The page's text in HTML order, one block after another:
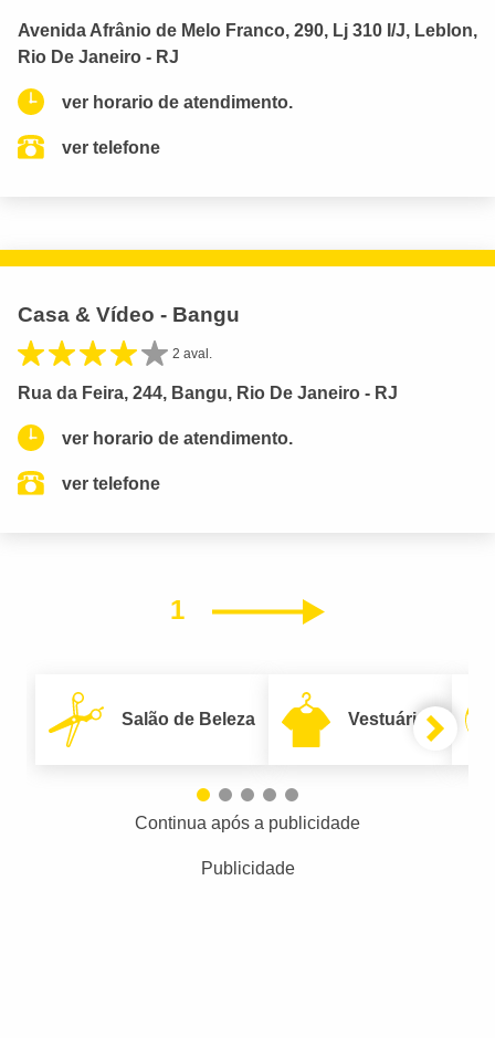
Avenida Afrânio de Melo Franco, 290, Lj 310 I/J, Leblon,
Rio De Janeiro - RJ
ver horario de atendimento.
ver telefone
Casa & Vídeo - Bangu
2 aval.
Rua da Feira, 244, Bangu, Rio De Janeiro - RJ
ver horario de atendimento.
ver telefone
1 Próximo
Salão de Beleza Vestuário
Continua após a publicidade
Publicidade